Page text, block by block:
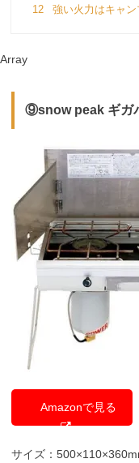
12 強い火力はキャン
Array
⑨snow peak ギガ
Amazonで見る
サイズ：